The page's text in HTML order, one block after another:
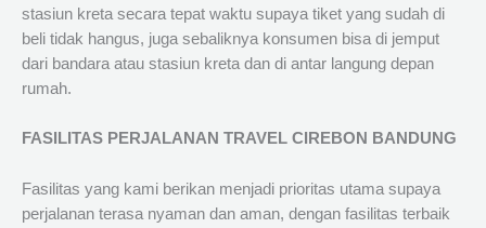
stasiun kreta secara tepat waktu supaya tiket yang sudah di
beli tidak hangus, juga sebaliknya konsumen bisa di jemput
dari bandara atau stasiun kreta dan di antar langung depan
rumah.
FASILITAS PERJALANAN TRAVEL CIREBON BANDUNG
Fasilitas yang kami berikan menjadi prioritas utama supaya
perjalanan terasa nyaman dan aman, dengan fasilitas terbaik